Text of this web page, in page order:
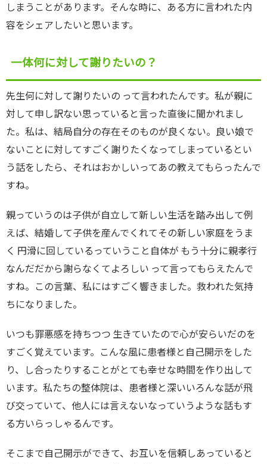
しまうことがあります。そんな時に、ある方に言われた内
容をシェアしたいと思います。
一体何に対して謝りたいの？
先生何に対して謝りたいの って言われたんです。私が親に
対して申し訳ない思っていると言った直後に聞かれまし
た。私は、結局自分の存在そのものが良くない。良い娘で
ないことに対してすごく謝りたくなってしまっているとい
う話をしたら、それはおかしいってあの教えてもらったんで
すね。
親っていうのは子供が自立して新しい生活を踏み出して例
えば、結婚して子供を産んでくれてその新しい家庭をうま
く 円滑に回しているっていうこと自体が もう十分に親孝行
なんだだから謝らなくてよろしい って言ってもらえたんで
すね。この言葉、私にはすごく響きました。救われた気持
ちになりました。
いつも罪悪感を持ちつつ 生きていたので心が安らいだのを
すごく覚えています。こんな風に患者様と自己開示をした
り、し合ったりすることがとても幸せな時間を作り出して
います。私たちの整体院は、患者様と深いいろんな話が飛
び交っていて、他人には言えないなっていうような話もす
る方いらっしゃるんです。
そこまで自己開示ができて、お互いを信頼しあっていると